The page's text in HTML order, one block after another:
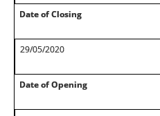
Date of Closing
29/05/2020
Date of Opening